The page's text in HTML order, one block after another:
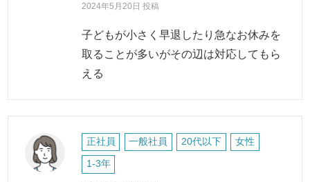
2024年5月20日 投稿
子どもが小さく早退したり急なお休みを
取ることが多いがその辺は対応してもら
える
正社員 一般社員 20代以下 女性
1-3年